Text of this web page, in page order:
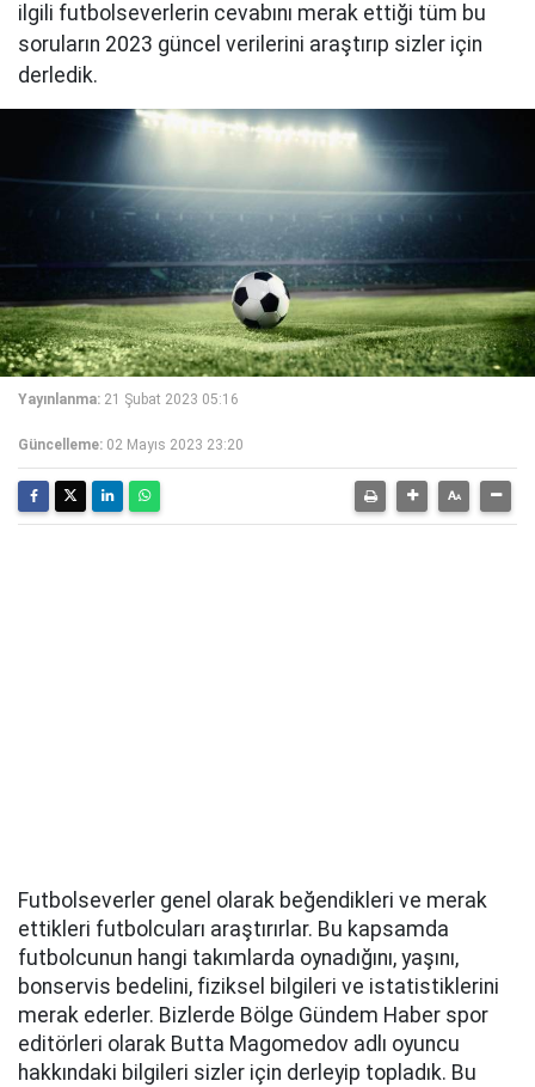
ilgili futbolseverlerin cevabını merak ettiği tüm bu
soruların 2023 güncel verilerini araştırıp sizler için
derledik.
Yayınlanma: 21 Şubat 2023 05:16
Güncelleme: 02 Mayıs 2023 23:20
Futbolseverler genel olarak beğendikleri ve merak
ettikleri futbolcuları araştırırlar. Bu kapsamda
futbolcunun hangi takımlarda oynadığını, yaşını,
bonservis bedelini, fiziksel bilgileri ve istatistiklerini
merak ederler. Bizlerde Bölge Gündem Haber spor
editörleri olarak Butta Magomedov adlı oyuncu
hakkındaki bilgileri sizler için derleyip topladık. Bu